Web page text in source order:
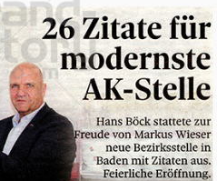
- zitate.at gmbh
gmbh
2022